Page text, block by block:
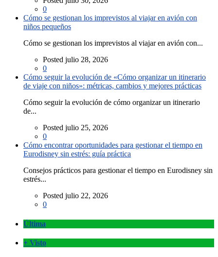
0
Cómo se gestionan los imprevistos al viajar en avión con
niños pequeños
Cómo se gestionan los imprevistos al viajar en avión con...
Posted julio 28, 2026
0
Cómo seguir la evolución de «Cómo organizar un itinerario
de viaje con niños»: métricas, cambios y mejores prácticas
Cómo seguir la evolución de cómo organizar un itinerario
de...
Posted julio 25, 2026
0
Cómo encontrar oportunidades para gestionar el tiempo en
Eurodisney sin estrés: guía práctica
Consejos prácticos para gestionar el tiempo en Eurodisney sin
estrés...
Posted julio 22, 2026
0
Última
+ Visto